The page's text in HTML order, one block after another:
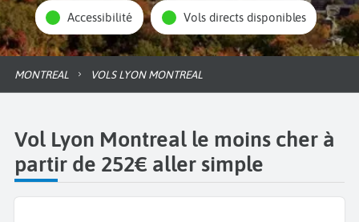
Accessibilité Vols directs disponibles
MONTREAL VOLS LYON MONTREAL
Vol Lyon Montreal le moins cher à
partir de 252€ aller simple